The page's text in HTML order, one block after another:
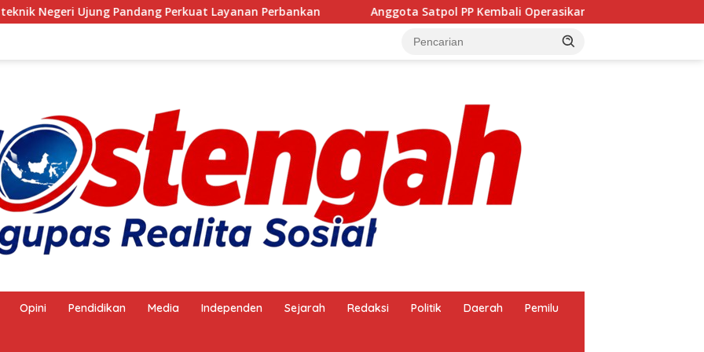
Perkuat Layanan Perbankan Anggota Satpol PP Kembali Operasikan Pembakaran Arang, Apa Kebal Hukum ?
Opini Pendidikan Media Independen Sejarah Redaksi Politik Daerah Pemilu